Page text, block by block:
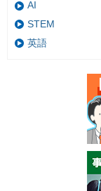
AI
STEM
英語